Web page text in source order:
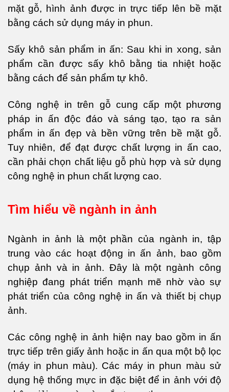
mặt gỗ, hình ảnh được in trực tiếp lên bề mặt
bằng cách sử dụng máy in phun.
Sấy khô sản phẩm in ấn: Sau khi in xong, sản
phẩm cần được sấy khô bằng tia nhiệt hoặc
bằng cách để sản phẩm tự khô.
Công nghệ in trên gỗ cung cấp một phương
pháp in ấn độc đáo và sáng tạo, tạo ra sản
phẩm in ấn đẹp và bền vững trên bề mặt gỗ.
Tuy nhiên, để đạt được chất lượng in ấn cao,
cần phải chọn chất liệu gỗ phù hợp và sử dụng
công nghệ in phun chất lượng cao.
Tìm hiểu về ngành in ảnh
Ngành in ảnh là một phần của ngành in, tập
trung vào các hoạt động in ấn ảnh, bao gồm
chụp ảnh và in ảnh. Đây là một ngành công
nghiệp đang phát triển mạnh mẽ nhờ vào sự
phát triển của công nghệ in ấn và thiết bị chụp
ảnh.
Các công nghệ in ảnh hiện nay bao gồm in ấn
trực tiếp trên giấy ảnh hoặc in ấn qua một bộ lọc
(máy in phun màu). Các máy in phun màu sử
dụng hệ thống mực in đặc biệt để in ảnh với độ